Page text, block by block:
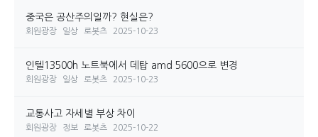
중국은 공산주의일까? 현실은?
회원광장 일상 로봇츠 2025-10-23
인텔13500h 노트북에서 데탑 amd 5600으로 변경
회원광장 일상 로봇츠 2025-10-23
교통사고 자세별 부상 차이
회원광장 정보 로봇츠 2025-10-22